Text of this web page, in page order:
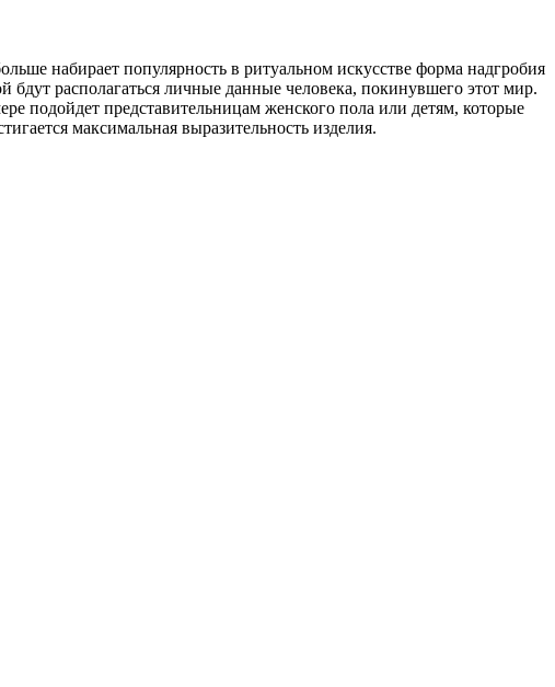
набирает популярность в ритуальном искусстве форма надгробия
бдут располагаться личные данные человека, покинувшего этот мир.
подойдет представительницам женского пола или детям, которые
максимальная выразительность изделия.